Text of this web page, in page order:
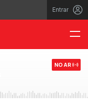
Entrar
NO AR